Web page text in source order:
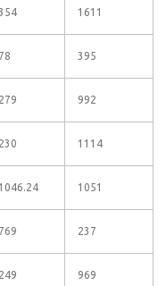
1611
78 395
279 992
230 1114
1046.24 1051
769 237
249 969